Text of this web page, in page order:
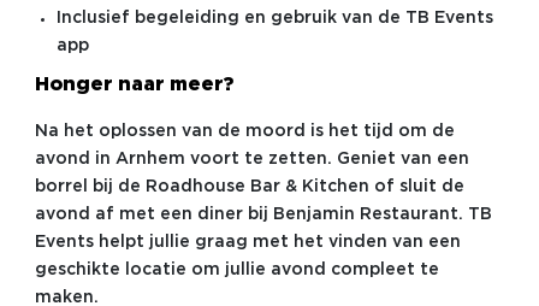
Inclusief begeleiding en gebruik van de TB Events
app
Honger naar meer?
Na het oplossen van de moord is het tijd om de
avond in Arnhem voort te zetten. Geniet van een
borrel bij de Roadhouse Bar & Kitchen of sluit de
avond af met een diner bij Benjamin Restaurant. TB
Events helpt jullie graag met het vinden van een
geschikte locatie om jullie avond compleet te
maken.